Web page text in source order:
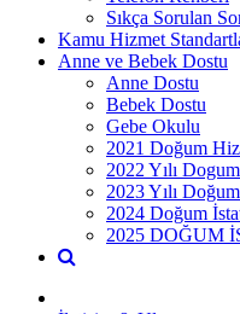
Sıkça Sorulan
Kamu Hizmet
Anne ve Bebek Dostu
Anne Dostu
Bebek Dostu
Gebe Okulu
2021 Doğum
2022 Yılı
2023 Yılı
2024 Doğum
2025 DOĞUM